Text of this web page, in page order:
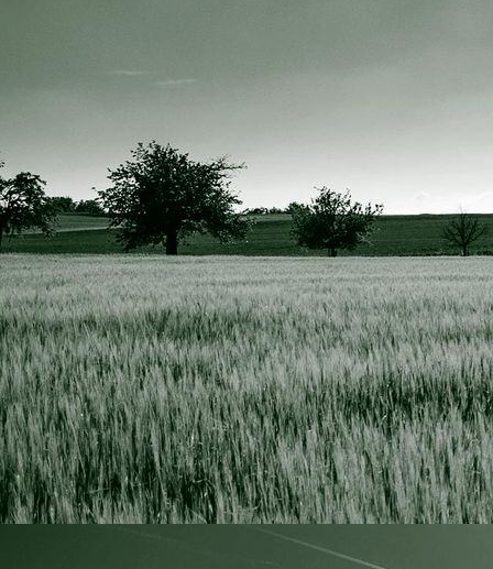
drohne2